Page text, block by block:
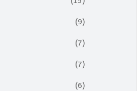
(9)
(7)
(7)
(6)